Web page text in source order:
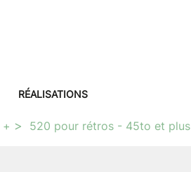
RÉALISATIONS
520 pour rétros - 45to et plus